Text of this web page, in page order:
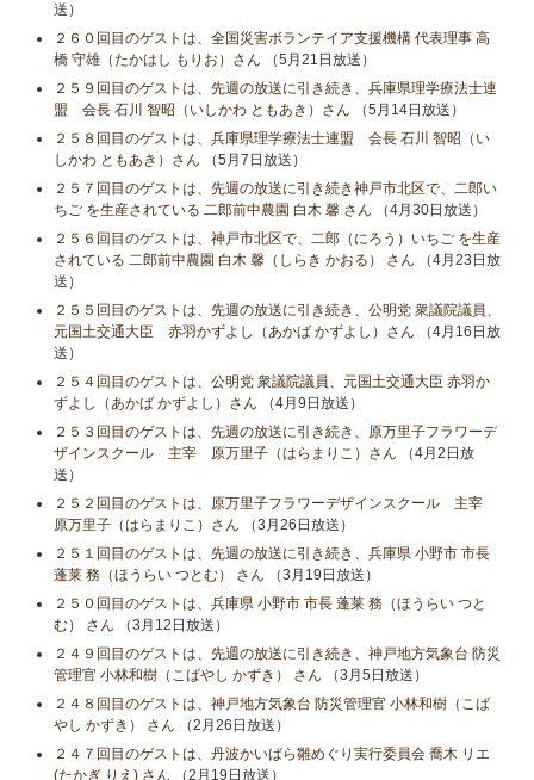
送）
２６０回目のゲストは、全国災害ボランテイア支援機構 代表理事 高
橋 守雄（たかはし もりお）さん （5月21日放送）
２５９回目のゲストは、先週の放送に引き続き、兵庫県理学療法士連
盟 会長 石川 智昭（いしかわ ともあき）さん （5月14日放送）
２５８回目のゲストは、兵庫県理学療法士連盟 会長 石川 智昭（い
しかわ ともあき）さん （5月7日放送）
２５７回目のゲストは、先週の放送に引き続き神戸市北区で、二郎い
ちご を生産されている 二郎前中農園 白木 馨 さん （4月30日放送）
２５６回目のゲストは、神戸市北区で、二郎（にろう）いちご を生産
されている 二郎前中農園 白木 馨（しらき かおる） さん （4月23日放
送）
２５５回目のゲストは、先週の放送に引き続き、公明党 衆議院議員、
元国土交通大臣 赤羽かずよし（あかば かずよし）さん （4月16日放
送）
２５４回目のゲストは、公明党 衆議院議員、元国土交通大臣 赤羽か
ずよし（あかば かずよし）さん （4月9日放送）
２５３回目のゲストは、先週の放送に引き続き、原万里子フラワーデ
ザインスクール 主宰 原万里子（はらまりこ）さん （4月2日放
送）
２５２回目のゲストは、原万里子フラワーデザインスクール 主宰
原万里子（はらまりこ）さん （3月26日放送）
２５１回目のゲストは、先週の放送に引き続き、兵庫県 小野市 市長
蓬莱 務（ほうらい つとむ） さん （3月19日放送）
２５０回目のゲストは、兵庫県 小野市 市長 蓬莱 務（ほうらい つと
む） さん （3月12日放送）
２４９回目のゲストは、先週の放送に引き続き、神戸地方気象台 防災
管理官 小林和樹（こばやし かずき） さん （3月5日放送）
２４８回目のゲストは、神戸地方気象台 防災管理官 小林和樹（こば
やし かずき） さん （2月26日放送）
２４７回目のゲストは、丹波かいばら雛めぐり実行委員会 喬木 リエ
(たかぎ りえ) さん （2月19日放送）